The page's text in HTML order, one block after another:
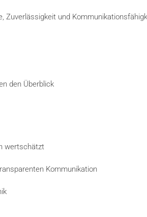
Zuverlässigkeit und
den Überblick
wertschätzt
Kommunikation